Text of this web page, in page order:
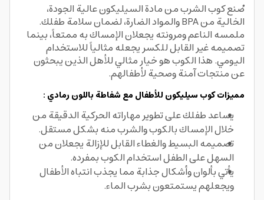
صُنع كوب الشرب من مادة السيليكون عالية الجودة،
الخالية من BPA والمواد الضارة، لضمان سلامة طفلك.
ملمسه الناعم ومرونته يجعلان الإمساك به ممتعاً، بينما
تصميمه غير القابل للكسر يجعله مثالياً للاستخدام
اليومي. هذا الكوب هو خيار مثالي للأهل الذين يبحثون
عن منتجات آمنة وصحية لأطفالهم.
مميزات كوب سيليكون للأطفال مع شفاطة باللون رمادي :
يساعد طفلك على تطوير مهاراته الحركية الدقيقة من
خلال الإمساك بالكوب والشرب منه بشكل مستقل.
تصميمه البسيط والغطاء القابل للإزالة يجعلان من
السهل على الطفل استخدام الكوب بمفرده.
يأتي بألوان وأشكال جذابة مما يجذب انتباه الأطفال
ويجعلهم يستمتعون بشرب الماء.